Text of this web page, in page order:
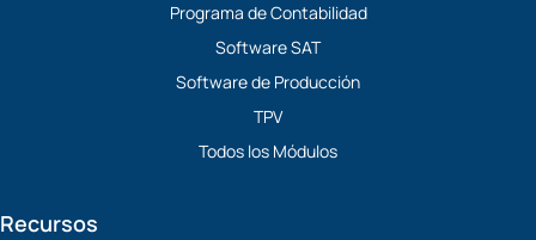
Programa de Contabilidad
Software SAT
Software de Producción
TPV
Todos los Módulos
Recursos